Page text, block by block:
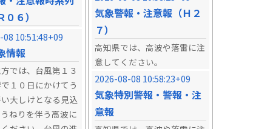
６）
10:51:48+09
情報
では、台風第１３
１０日にかけてう
大しけとなる見込
ねりを伴う高波に
気象警報・注意報（Ｈ２
７）
高知県では、高波や落雷に注
意してください。
2026-08-08 10:58:23+09
気象特別警報・警報・注
意報